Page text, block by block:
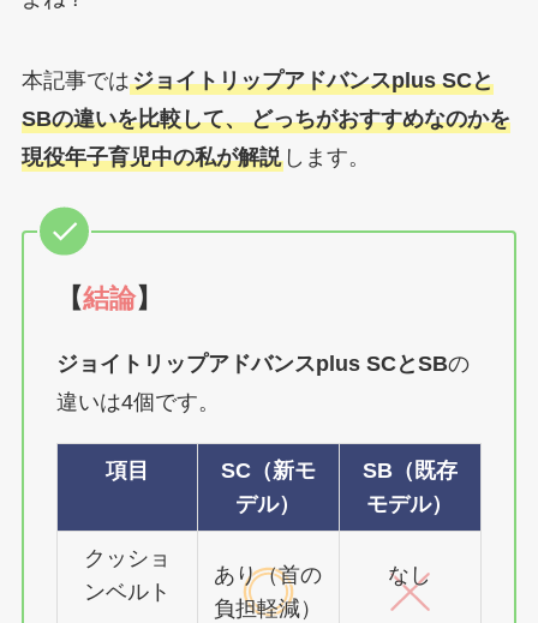
本記事ではジョイトリップアドバンスplus SCと
SBの違いを比較して、 どっちがおすすめなのかを
現役年子育児中の私が解説します。
【結論】
ジョイトリップアドバンスplus SCとSBの
違いは4個です。
項目
SC（新モ
デル）
SB（既存
モデル）
クッショ
ンベルト
あり（首の
負担軽減）
なし